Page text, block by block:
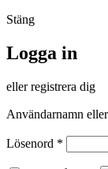
Stäng
Logga in
eller registrera dig
Användarnamn
Lösenord *